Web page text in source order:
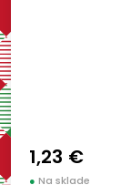
1,23 €
● Na sklade